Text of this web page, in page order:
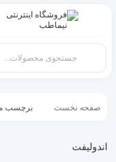
صفحه نخست برچسب
اندولیفت